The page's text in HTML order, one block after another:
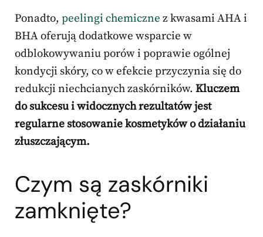
Ponadto, peelingi chemiczne z kwasami AHA i
BHA oferują dodatkowe wsparcie w
odblokowywaniu porów i poprawie ogólnej
kondycji skóry, co w efekcie przyczynia się do
redukcji niechcianych zaskórników. Kluczem
do sukcesu i widocznych rezultatów jest
regularne stosowanie kosmetyków o działaniu
złuszczającym.
Czym są zaskórniki
zamknięte?